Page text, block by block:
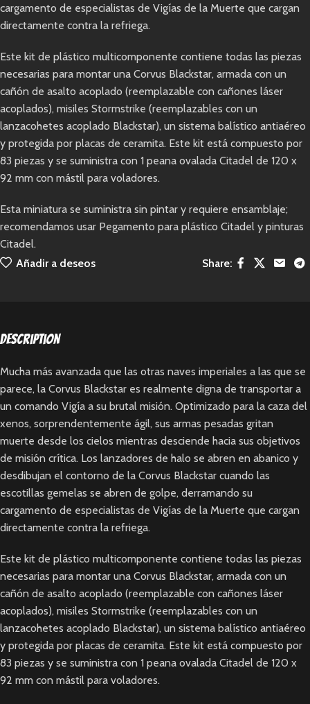
cargamento de especialistas de Vigías de la Muerte que cargan
directamente contra la refriega.
Este kit de plástico multicomponente contiene todas las piezas
necesarias para montar una Corvus Blackstar, armada con un
cañón de asalto acoplado (reemplazable con cañones láser
acoplados), misiles Stormstrike (reemplazables con un
lanzacohetes acoplado Blackstar), un sistema balístico antiaéreo
y protegida por placas de ceramita. Este kit está compuesto por
83 piezas y se suministra con 1 peana ovalada Citadel de 120 x
92 mm con mástil para voladores.
Esta miniatura se suministra sin pintar y requiere ensamblaje;
recomendamos usar Pegamento para plástico Citadel y pinturas
Citadel.
Añadir a deseos
Share:
Description
Mucha más avanzada que las otras naves imperiales a las que se
parece, la Corvus Blackstar es realmente digna de transportar a
un comando Vigía a su brutal misión. Optimizado para la caza del
xenos, sorprendentemente ágil, sus armas pesadas gritan
muerte desde los cielos mientras desciende hacia sus objetivos
de misión crítica. Los lanzadores de halo se abren en abanico y
desdibujan el contorno de la Corvus Blackstar cuando las
escotillas gemelas se abren de golpe, derramando su
cargamento de especialistas de Vigías de la Muerte que cargan
directamente contra la refriega.
Este kit de plástico multicomponente contiene todas las piezas
necesarias para montar una Corvus Blackstar, armada con un
cañón de asalto acoplado (reemplazable con cañones láser
acoplados), misiles Stormstrike (reemplazables con un
lanzacohetes acoplado Blackstar), un sistema balístico antiaéreo
y protegida por placas de ceramita. Este kit está compuesto por
83 piezas y se suministra con 1 peana ovalada Citadel de 120 x
92 mm con mástil para voladores.